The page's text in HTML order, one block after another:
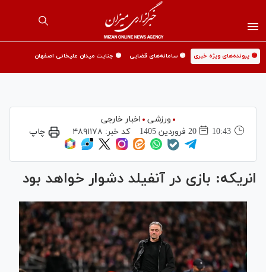
🟡 پرونده‌های ویژه خبری 🟡 سامانه‌های قضایی 🟡 جنایت میدان علیخانی اصفهان
ورزشی
اخبار خارجی
10:43
20 فروردين 1405 کد خبر: ۴۸۹۱۱۷۸ چاپ
انریکه: بازی در آنفیلد دشوار خواهد بود